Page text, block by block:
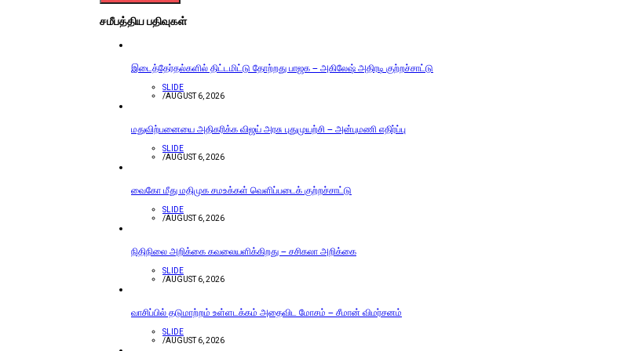
சமீபத்திய பதிவுகள்
இடைத்தேர்தல்களில் திட்டமிட்டு தோற்றது பாஜக – அகிலேஷ் அதிரடி குற்றச்சாட்டு
SLIDE
/AUGUST 6, 2026
மதுவிற்பனையை அதிகரிக்க விஜய் அரசு புதுமுயற்சி – அன்புமணி எதிர்ப்பு
SLIDE
/AUGUST 6, 2026
வைகோ மீது மதிமுக சமஉக்கள் வெளிப்படைக் குற்றச்சாட்டு
SLIDE
/AUGUST 6, 2026
நிதிநிலை அறிக்கை கவலையளிக்கிறது – சசிகலா அறிக்கை
SLIDE
/AUGUST 6, 2026
வாசிப்பில் தடுமாற்றம் உள்ளடக்கம் அதைவிட மோசம் – சீமான் விமர்சனம்
SLIDE
/AUGUST 6, 2026